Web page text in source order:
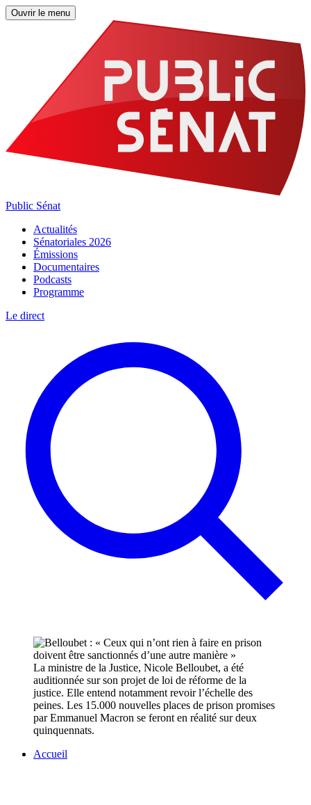
Ouvrir le menu
Public Sénat
Actualités
Sénatoriales 2026
Émissions
Documentaires
Podcasts
Programme
Le direct
La ministre de la Justice, Nicole Belloubet, a été
auditionnée sur son projet de loi de réforme de la
justice. Elle entend notamment revoir l’échelle des
peines. Les 15.000 nouvelles places de prison promises
par Emmanuel Macron se feront en réalité sur deux
quinquennats.
Accueil